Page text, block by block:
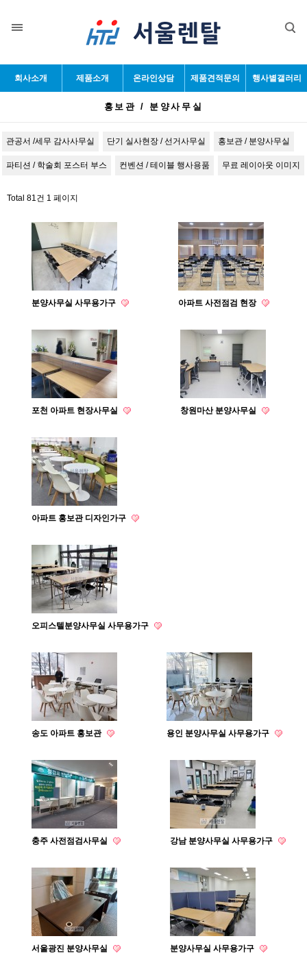
회사소개 제품소개 온라인상담 제품견적문의 행사별갤러리
홍보관 / 분양사무실
관공서 /세무 감사사무실 단기 실사현장 / 선거사무실 홍보관 / 분양사무실
파티션 / 학술회 포스터 부스 컨벤션 / 테이블 행사용품 무료 레이아웃 이미지
Total 81건 1 페이지
분양사무실 사무용가구 아파트 사전점검 현장
포천 아파트 현장사무실 창원마산 분양사무실
아파트 홍보관 디자인가구
오피스텔분양사무실 사무용가구
송도 아파트 홍보관 용인 분양사무실 사무용가구
충주 사전점검사무실 강남 분양사무실 사무용가구
서울광진 분양사무실 분양사무실 사무용가구